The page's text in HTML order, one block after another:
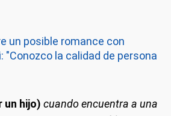
un posible romance con
"Conozco la calidad de persona
un hijo) cuando encuentra a una